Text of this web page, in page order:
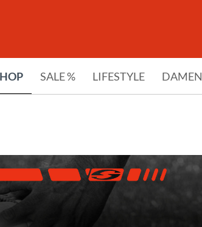
SALE % LIFESTYLE DAMEN